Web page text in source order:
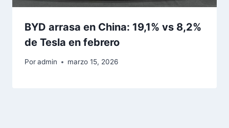
BYD arrasa en China: 19,1% vs 8,2%
de Tesla en febrero
Poradmin marzo 15, 2026